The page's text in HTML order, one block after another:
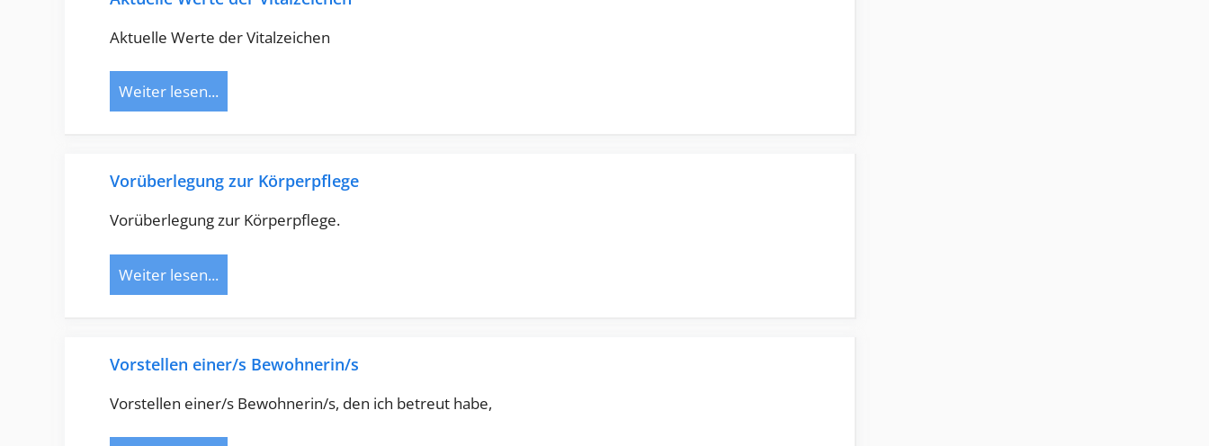
Aktuelle Werte der Vitalzeichen
Weiter lesen...
Vorüberlegung zur Körperpflege
Vorüberlegung zur Körperpflege.
Weiter lesen...
Vorstellen einer/s Bewohnerin/s
Vorstellen einer/s Bewohnerin/s, den ich betreut habe,